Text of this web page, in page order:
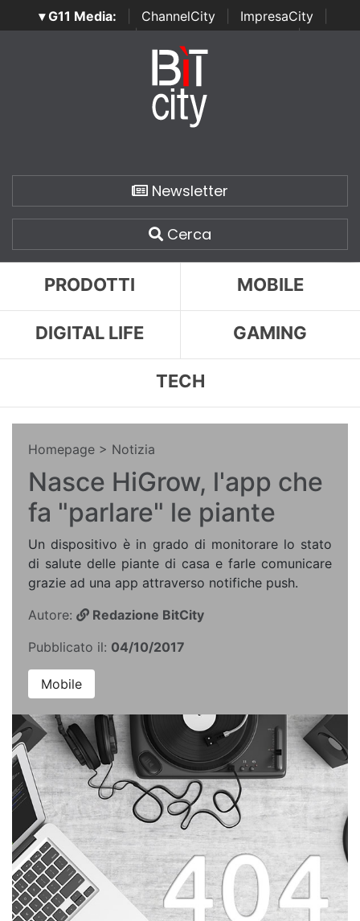
▾ G11 Media: ChannelCity ImpresaCity
SecurityOpenLab | Italian Channel Awards | Italian
Italian Security Awards
Newsletter
Cerca
PRODOTTI MOBILE
DIGITAL LIFE GAMING
TECH
Homepage > Notizia
Nasce HiGrow, l'app che
fa "parlare" le piante
Un dispositivo è in grado di monitorare lo stato
di salute delle piante di casa e farle comunicare
grazie ad una app attraverso notifiche push.
Autore:
Redazione BitCity
Pubblicato il: 04/10/2017
Mobile